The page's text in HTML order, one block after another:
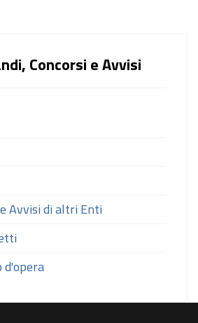
Concorsi e Avvisi
Avvisi di altri Enti
d'opera